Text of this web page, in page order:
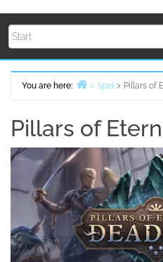
You are here:
Spel Pillars of
Pillars of